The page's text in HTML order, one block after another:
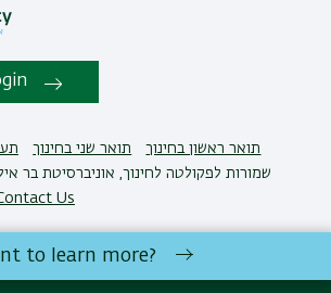
תואר ראשון בחינוך תואר שני בחינוך
Us
of IT & IS BIU.
to learn more?